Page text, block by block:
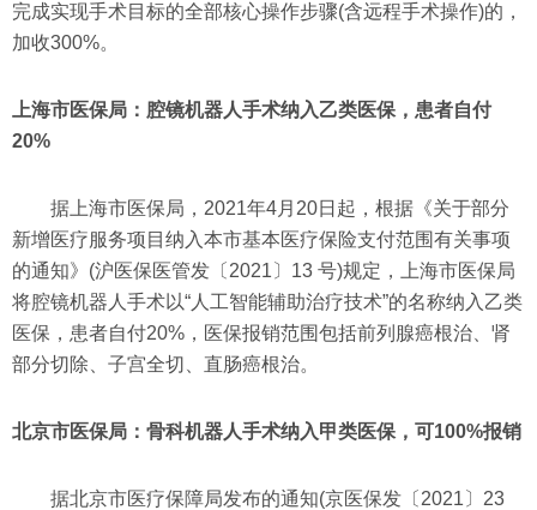
完成实现手术目标的全部核心操作步骤(含远程手术操作)的，
加收300%。
上海市医保局：腔镜机器人手术纳入乙类医保，患者自付
20%
据上海市医保局，2021年4月20日起，根据《关于部分
新增医疗服务项目纳入本市基本医疗保险支付范围有关事项
的通知》(沪医保医管发〔2021〕13 号)规定，上海市医保局
将腔镜机器人手术以“人工智能辅助治疗技术”的名称纳入乙类
医保，患者自付20%，医保报销范围包括前列腺癌根治、肾
部分切除、子宫全切、直肠癌根治。
北京市医保局：骨科机器人手术纳入甲类医保，可100%报销
据北京市医疗保障局发布的通知(京医保发〔2021〕23